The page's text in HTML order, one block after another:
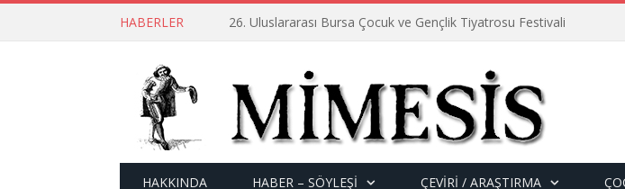
HABERLER 26. Uluslararası Bursa Çocuk ve Gençlik Tiyatrosu Festivali
HAKKINDA HABER – SÖYLEŞI ÇEVİRİ / ARAŞTIRMA